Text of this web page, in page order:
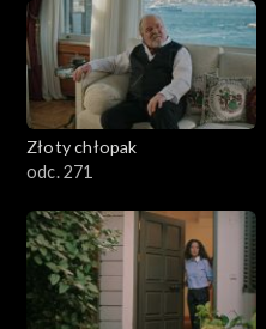
Złoty chłopak
odc. 271